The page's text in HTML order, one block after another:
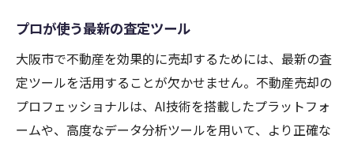
プロが使う最新の査定ツール
大阪市で不動産を効果的に売却するためには、最新の査
定ツールを活用することが欠かせません。不動産売却の
プロフェッショナルは、AI技術を搭載したプラットフォ
ームや、高度なデータ分析ツールを用いて、より正確な